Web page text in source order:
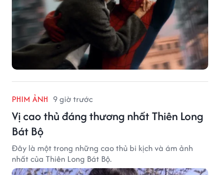
PHIM ẢNH 9 giờ trước
Vị cao thủ đáng thương nhất Thiên Long
Bát Bộ
Đây là một trong những cao thủ bi kịch và ám ảnh
nhất của Thiên Long Bát Bộ.